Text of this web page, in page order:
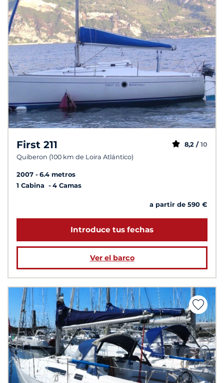
First 211
Quiberon (100 km de Loira Atlántico)
8,2 / 10
2007
6.4 metros
1 Cabina
4 Camas
a partir de 590 €
Introduce tus fechas
Ver el barco